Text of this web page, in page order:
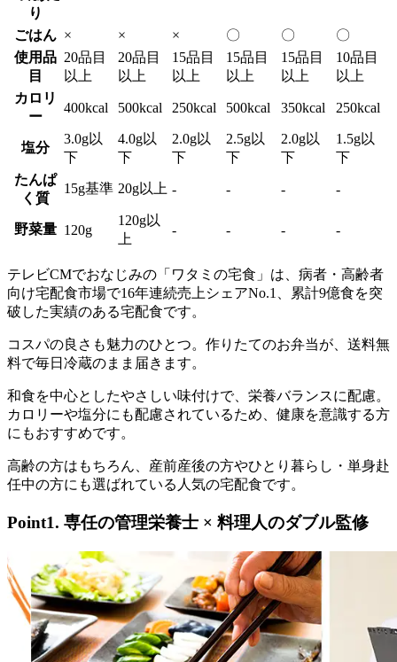
り
ごはん × × × 〇 〇
〇
使用品
目
20品目
以上
20品目
以上
15品目
以上
15品目
以上
15品目
以上
10品目
以上
カロリ
ー
400kcal 500kcal 250kcal 500kcal 350kcal 250kcal
塩分
3.0g以
下
4.0g以
下
2.0g以
下
2.5g以
下
2.0g以
下
1.5g以
下
たんぱ
く質
15g基準 20g以上 - - - -
野菜量 120g
120g以
上
- - - -
テレビCMでおなじみの「ワタミの宅食」は、病者・高齢者
向け宅配食市場で16年連続売上シェアNo.1、累計9億食を突
破した実績のある宅配食です。
コスパの良さも魅力のひとつ。作りたてのお弁当が、送料無
料で毎日冷蔵のまま届きます。
和食を中心としたやさしい味付けで、栄養バランスに配慮。
カロリーや塩分にも配慮されているため、健康を意識する方
にもおすすめです。
高齢の方はもちろん、産前産後の方やひとり暮らし・単身赴
任中の方にも選ばれている人気の宅配食です。
Point1. 専任の管理栄養士 × 料理人のダブル監修